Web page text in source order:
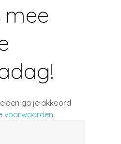
mee
ga je akkoord
voorwaarden.